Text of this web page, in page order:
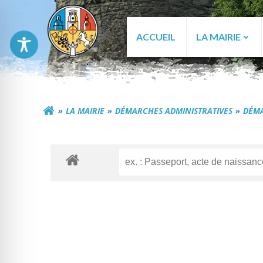
contenu
Commune de
ACCUEIL LA MAIRIE
LA MAIRIE DÉMARCHES ADMINISTRATIVES